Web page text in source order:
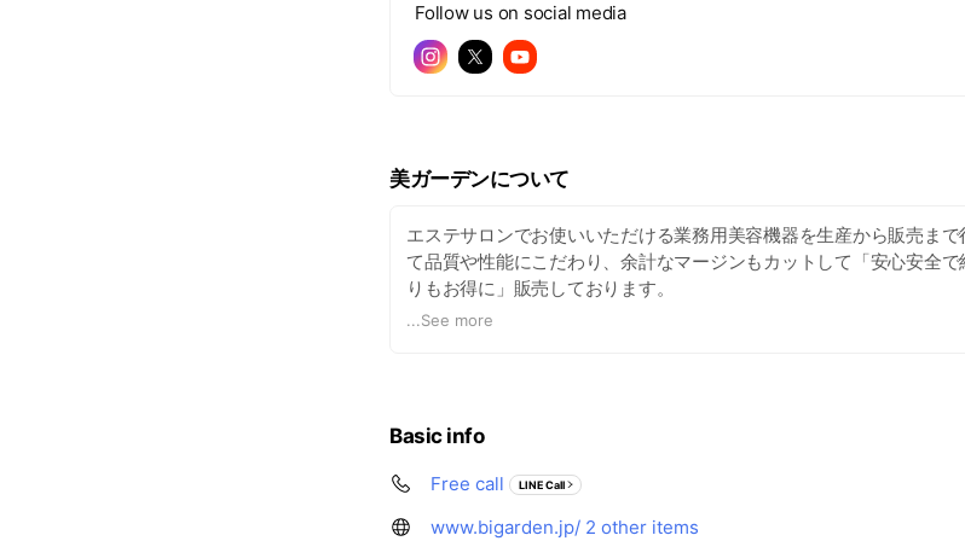
Follow us on social media
美ガーデンについて
エステサロンでお使いいただける業務用美容機器を生産から販売ま
て品質や性能にこだわり、余計なマージンもカットして「安心安全
りもお得に」販売しております。
導入マシンの相談などお気軽にお問合せください！
...See more
Basic info
Free call LINE Call
www.bigarden.jp/ 2 other items